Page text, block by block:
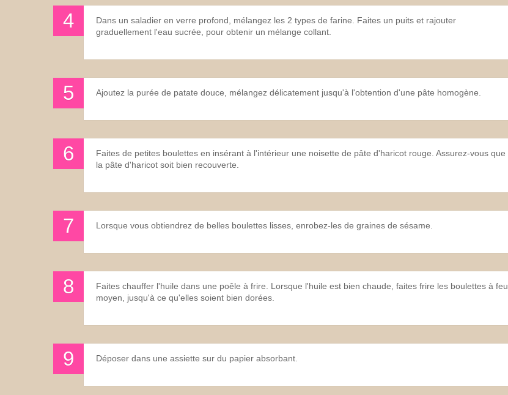
Dans un saladier en verre profond, mélangez les 2 types de farine. Faites un puits et rajouter
graduellement l'eau sucrée, pour obtenir un mélange collant.
Ajoutez la purée de patate douce, mélangez délicatement jusqu'à l'obtention d'une pâte homogène.
Faites de petites boulettes en insérant à l'intérieur une noisette de pâte d'haricot rouge. Assurez-vous que
la pâte d'haricot soit bien recouverte.
Lorsque vous obtiendrez de belles boulettes lisses, enrobez-les de graines de sésame.
Faites chauffer l'huile dans une poêle à frire. Lorsque l'huile est bien chaude, faites frire les boulettes à feu
moyen, jusqu'à ce qu'elles soient bien dorées.
Déposer dans une assiette sur du papier absorbant.